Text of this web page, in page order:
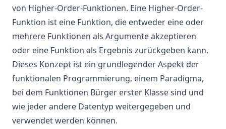
von Higher-Order-Funktionen. Eine Higher-Order-
Funktion ist eine Funktion, die entweder eine oder
mehrere Funktionen als Argumente akzeptieren
oder eine Funktion als Ergebnis zurückgeben kann.
Dieses Konzept ist ein grundlegender Aspekt der
funktionalen Programmierung, einem Paradigma,
bei dem Funktionen Bürger erster Klasse sind und
wie jeder andere Datentyp weitergegeben und
verwendet werden können.